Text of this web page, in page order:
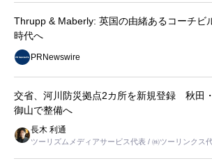
Thrupp & Maberly: 英国の由緒あるコーチビ
時代へ
PRNewswire
交省、河川防災拠点2カ所を新規登録 秋田
御山で整備へ
長木 利通
ツーリズムメディアサービス代表 / ㈱ツーリンクス代